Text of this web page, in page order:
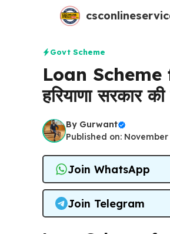
Govt Scheme
Loan
हरियाणा सरकार
By Gurwant
Published on: November
Join WhatsApp
Join Telegram